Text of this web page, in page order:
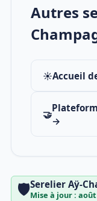
Autres
☀️Accueil
🤝
→
🛡️Serelier Aÿ-
Mise à jour : août